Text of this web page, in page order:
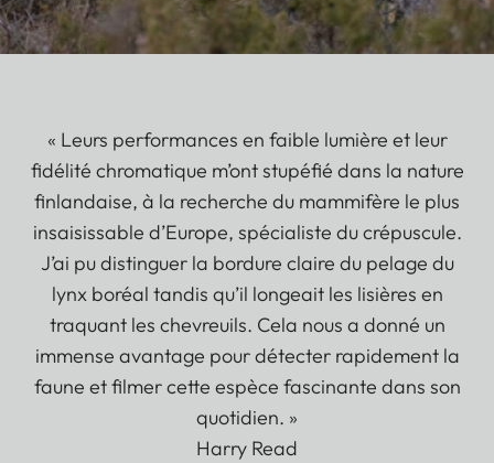
« Leurs performances en faible lumière et leur
fidélité chromatique m’ont stupéfié dans la nature
finlandaise, à la recherche du mammifère le plus
insaisissable d’Europe, spécialiste du crépuscule.
J’ai pu distinguer la bordure claire du pelage du
lynx boréal tandis qu’il longeait les lisières en
traquant les chevreuils. Cela nous a donné un
immense avantage pour détecter rapidement la
faune et filmer cette espèce fascinante dans son
quotidien. »
Harry Read